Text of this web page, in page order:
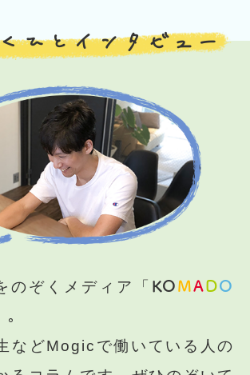
ひとインタビュー
のぞくメディア「 KO MADO
｡
などMogicで働いている人の